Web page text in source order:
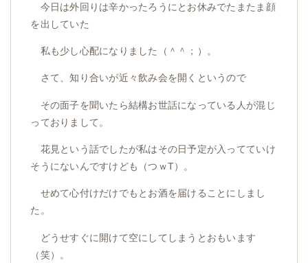
今日は外回りは辛かったろうにとお休みでたまたま顔
を出していた
私も少し心配になりました（＾＾；）。
さて、知り合いが近々飲み会を開くというので
その面子を聞いたら結構お世話になっている人が混じ
っておりまして。
花見という話でしたが私はその日予定が入ってていけ
そうにないんですけども（つｗT）。
せめて心付けだけでもとお酒を届けることにしまし
た。
どうせすぐに開けて空にしてしまうとおもいます
（笑）。